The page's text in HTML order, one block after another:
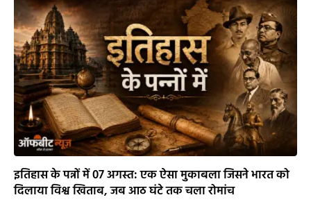
इतिहास के पन्नों में 07 अगस्त: एक ऐसा मुकाबला जिसने भारत को
दिलाया विश्व खिताब, जब आठ घंटे तक चला रोमांच